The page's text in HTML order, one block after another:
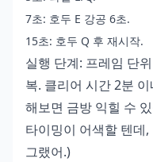
7초: 호두 E 강공 6초.
15초: 호두 Q 후 재시작.
실행 단계: 프레임 단
복. 클리어 시간 2분
해보면 금방 익힐 수
타이밍이 어색할 텐데
그랬어.)